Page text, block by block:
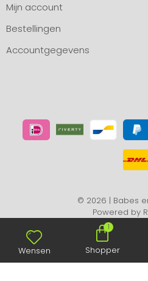
Mijn account
Bestellingen
Accountgegevens
© 2026 | Babes
Powered by
Wensen
1
Shopper